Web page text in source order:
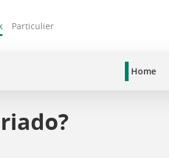
Particulier
Home